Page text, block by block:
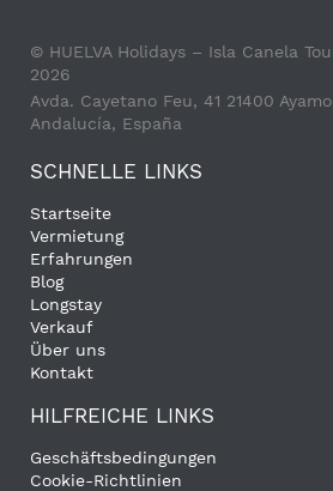
© HUELVA Holidays – Isla Canela
2026
Avda. Cayetano Feu, 41 21400
Andalucía, España
SCHNELLE LINKS
Startseite
Vermietung
Erfahrungen
Blog
Longstay
Verkauf
Über uns
Kontakt
HILFREICHE LINKS
Geschäftsbedingungen
Cookie-Richtlinien